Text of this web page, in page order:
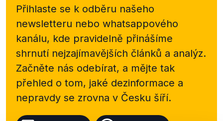
Přihlaste se k odběru našeho
newsletteru nebo whatsappového
kanálu, kde pravidelně přinášíme
shrnutí nejzajímavějších článků a analýz.
Začněte nás odebírat, a mějte tak
přehled o tom, jaké dezinformace a
nepravdy se zrovna v Česku šíří.